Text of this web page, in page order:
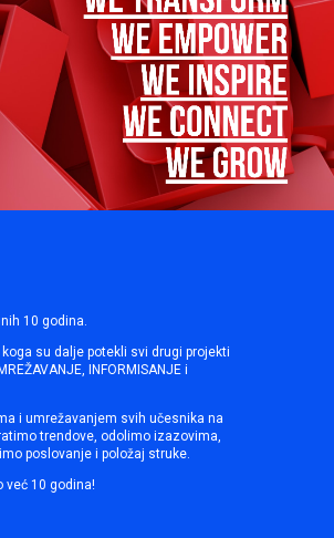
10 godina.
su dalje potekli svi drugi projekti
INFORMISANJE i
i umrežavanjem svih učesnika na
trendove, odolimo izazovima,
poslovanje i položaj struke.
već 10 godina!